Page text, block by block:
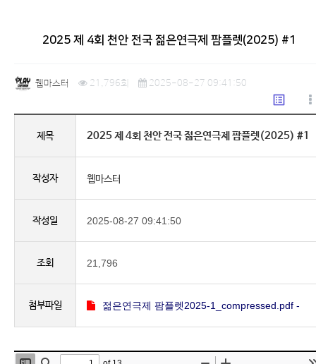
2025 제 4회 천안 전국 젊은연극제 팜플렛(2025) #1
웹마스터 21,796회 2025-08-27 09:41:50
list_alt
제목 2025 제 4회 천안 전국 젊은연극제 팜플렛(2025) #1
작성자 웹마스터
작성일 2025-08-27 09:41:50
조회 21,796
첨부파일 젊은연극제 팜플렛2025-1_compressed.pdf -
(1.3M) (226회 다운로드 )
본문